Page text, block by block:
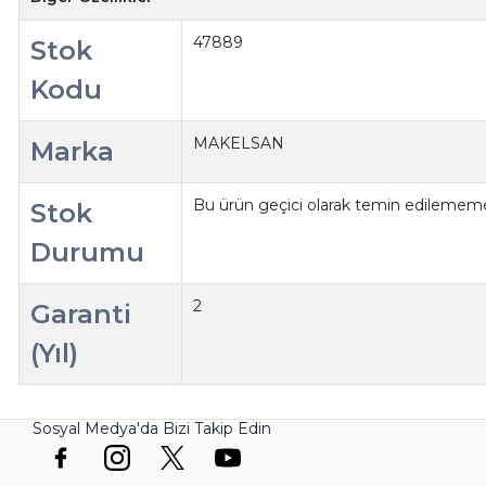
Stok
Kodu
47889
Marka MAKELSAN
Stok
Durumu
Bu ürün geçici olarak temin
Garanti
(Yıl)
2
Sosyal Medya'da Bizi Takip Edin